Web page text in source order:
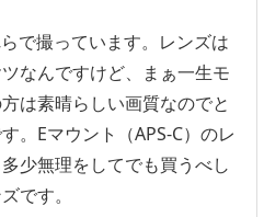
で撮っています。レンズは
なんですけど、まぁ一生モ
は素晴らしい画質なのでと
。Eマウント（APS-C）のレ
少無理をしてでも買うべし
です。